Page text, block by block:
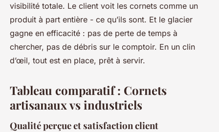
visibilité totale. Le client voit les cornets comme un
produit à part entière - ce qu’ils sont. Et le glacier
gagne en efficacité : pas de perte de temps à
chercher, pas de débris sur le comptoir. En un clin
d’œil, tout est en place, prêt à servir.
Tableau comparatif : Cornets
artisanaux vs industriels
Qualité perçue et satisfaction client